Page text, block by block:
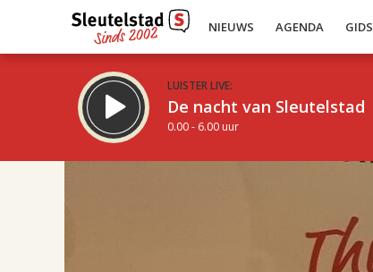
NIEUWS AGENDA GIDS
LUISTER LIVE:
De nacht van Sleutelstad
0.00 - 6.00 uur